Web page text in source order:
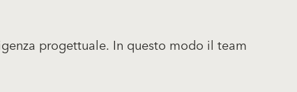
progettuale. In questo modo il team